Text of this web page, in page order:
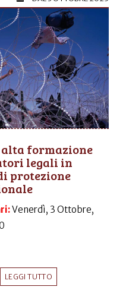
alta formazione
legali in
protezione
Venerdì, 3 Ottobre,
LEGGI TUTTO